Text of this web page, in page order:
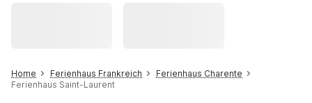
Home Ferienhaus Frankreich
Ferienhaus Charente
Ferienhaus Saint-Laurent